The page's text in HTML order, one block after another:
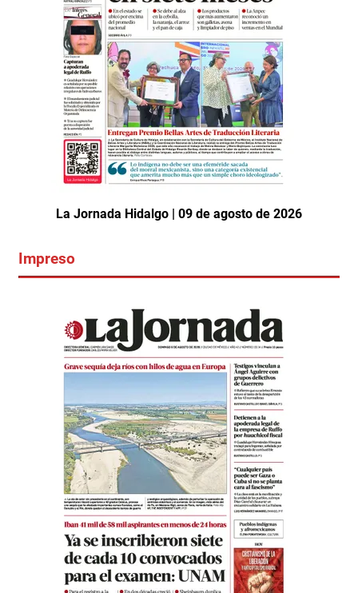
La Jornada Hidalgo | 09 de agosto de 2026
Impreso